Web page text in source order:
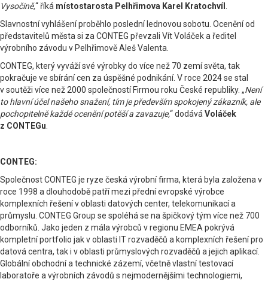
Vysočině,“ říká místostarosta Pelhřimova Karel Kratochvíl .
Slavnostní vyhlášení proběhlo poslední lednovou sobotu. Ocenění od
představitelů města si za CONTEG převzali Vít Voláček a ředitel
výrobního závodu v Pelhřimově Aleš Valenta.
CONTEG, který vyváží své výrobky do více než 70 zemí světa, tak
pokračuje ve sbírání cen za úspěšné podnikání. V roce 2024 se stal
v soutěži více než 2000 společností Firmou roku České republiky. „Není
to hlavní účel našeho snažení, tím je především spokojený zákazník, ale
pochopitelně každé ocenění potěší a zavazuje,“ dodáváVoláček
z CONTEGu.
CONTEG:
Společnost CONTEG je ryze česká výrobní firma, která byla založena v
roce 1998 a dlouhodobě patří mezi přední evropské výrobce
komplexních řešení v oblasti datových center, telekomunikací a
průmyslu. CONTEG Group se spoléhá se na špičkový tým více než 700
odborníků. Jako jeden z mála výrobců v regionu EMEA pokrývá
kompletní portfolio jak v oblasti IT rozvaděčů a komplexních řešení pro
datová centra, tak i v oblasti průmyslových rozvaděčů a jejich aplikací.
Globální obchodní a technické zázemí, včetně vlastní testovací
laboratoře a výrobních závodů s nejmodernějšími technologiemi,